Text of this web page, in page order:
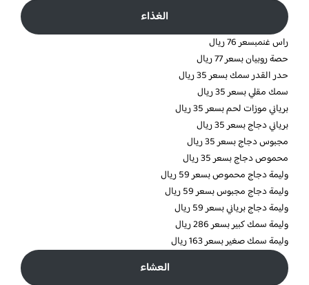
الغذاء
راس غنمبسعر 76 ريال
حصة روبيان بسعر 77 ريال
حدر القدر سمك بسعر 35 ريال
سمك مقلي بسعر 35 ريال
برياني موزات لحم بسعر 35 ريال
برياني دجاج بسعر 35 ريال
مجبوس دجاج بسعر 35 ريال
محموص دجاج بسعر 35 ريال
وليمة دجاج محموص بسعر 59 ريال
وليمة دجاج مجبوس بسعر 59 ريال
وليمة دجاج برياني بسعر 59 ريال
وليمة سمك كبير بسعر 286 ريال
وليمة سمك صغير بسعر 163 ريال
العشاء